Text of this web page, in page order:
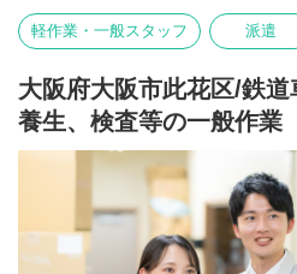
補も目指せます！
是非お気軽にご応募ください↓↓
電話番号：0120-441-248
ーーーーーーーーーーーーーーーー
【関東サービスとは？】
〇特徴その1 アットホームな雰囲気
関東サービスは暖かさのある女性の
社長の「人財を大切に、スタッフ全
が浸透しているため、優しいスタッ
びと働いています◎
〇業務内容
カウンターフォークリフトを使用し
生、検査を運搬作業をお願いします!
決して難しい作業はありません。フ
す。
20代～50代活躍中！心優しい先輩が
▼JRゆめ咲線:安治川口駅から徒歩10
▼バイク・自転車通勤OK！
軽作業・一般スタッフ 派遣
大阪府大阪市此花区/鉄道
養生、検査等の一般作業